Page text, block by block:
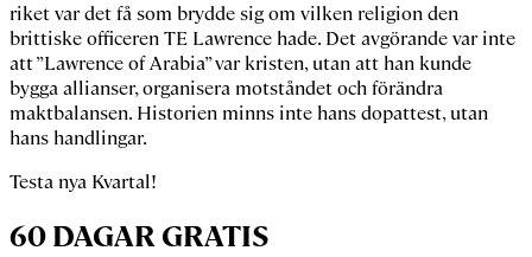
riket var det få som brydde sig om vilken religion den
brittiske officerenTE Lawrence hade. Det avgörande var inte
att ”Lawrence of Arabia” var kristen, utan att han kunde
bygga allianser, organisera motståndet och förändra
maktbalansen. Historien minns inte hans dopattest, utan
hans handlingar.
Testa nya Kvartal!
60 DAGAR GRATIS